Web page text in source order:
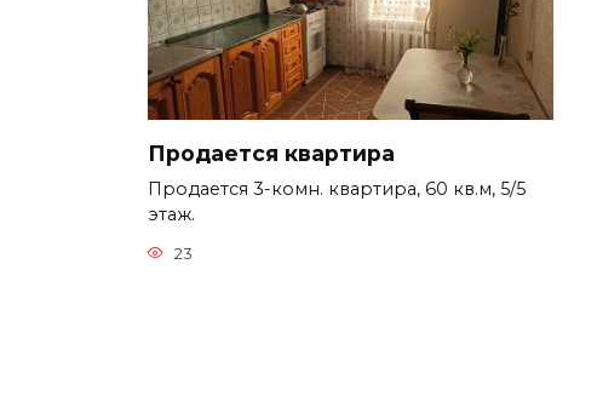
Продается квартира
Продается 3-комн. квартира, 60 кв.м, 5/5
этаж.
23